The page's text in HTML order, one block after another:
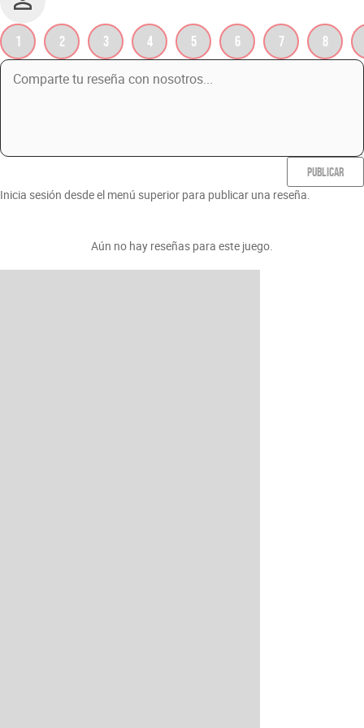
1 2 3 4 5 6 7 8
PUBLICAR
Inicia sesión desde el menú superior para publicar una reseña.
Aún no hay reseñas para este juego.